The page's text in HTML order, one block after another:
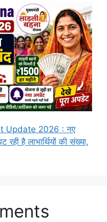
Update 2026 : नए
है लाभार्थियों की संख्या,